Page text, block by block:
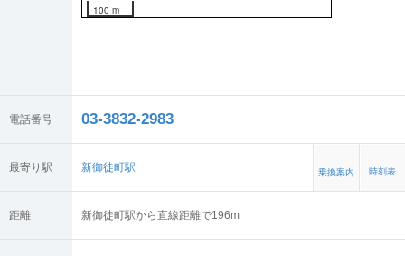
100 m
電話番号 03-3832-2983
最寄り駅 新御徒町駅 乗換案内 時刻表
距離 新御徒町駅から直線距離で196m